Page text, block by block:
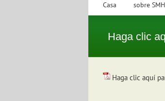
Casa sobre
Haga clic
Haga clic aquí